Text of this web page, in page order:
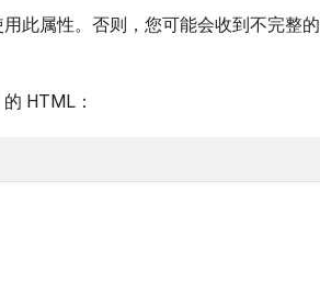
用此属性。否则，您可能会收到不完整
的 HTML：